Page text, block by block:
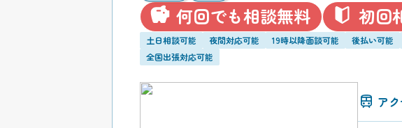
何回でも相談無料 初回
土日相談可能 夜間対応可能 19時以降面談可能 後払い可能
全国出張対応可能
ア